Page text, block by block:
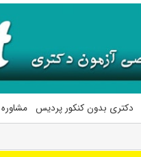
دکتری بدون کنکور پردیس